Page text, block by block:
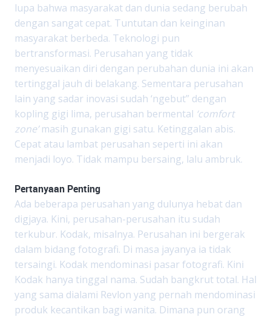
lupa bahwa masyarakat dan dunia sedang berubah
dengan sangat cepat. Tuntutan dan keinginan
masyarakat berbeda. Teknologi pun
bertransformasi. Perusahan yang tidak
menyesuaikan diri dengan perubahan dunia ini akan
tertinggal jauh di belakang. Sementara perusahan
lain yang sadar inovasi sudah ‘ngebut” dengan
kopling gigi lima, perusahan bermental ‘comfort
zone’masih gunakan gigi satu. Ketinggalan abis.
Cepat atau lambat perusahan seperti ini akan
menjadi loyo. Tidak mampu bersaing, lalu ambruk.
Pertanyaan Penting
Ada beberapa perusahan yang dulunya hebat dan
digjaya. Kini, perusahan-perusahan itu sudah
terkubur. Kodak, misalnya. Perusahan ini bergerak
dalam bidang fotografi. Di masa jayanya ia tidak
tersaingi. Kodak mendominasi pasar fotografi. Kini
Kodak hanya tinggal nama. Sudah bangkrut total. Hal
yang sama dialami Revlon yang pernah mendominasi
produk kecantikan bagi wanita. Dimana pun orang